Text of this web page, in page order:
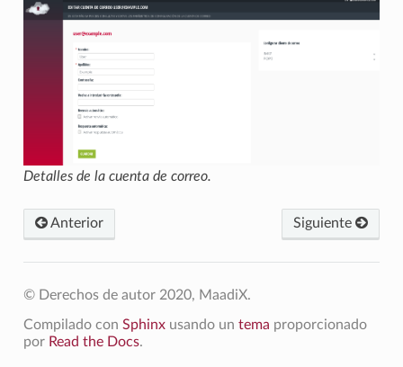
Detalles de la cuenta de correo.
Anterior Siguiente
© Derechos de autor 2020, MaadiX.
Compilado con Sphinxusando un tema proporcionado
por Read the Docs.